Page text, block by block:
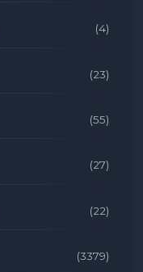
(4)
(23)
(55)
(27)
(22)
(3379)